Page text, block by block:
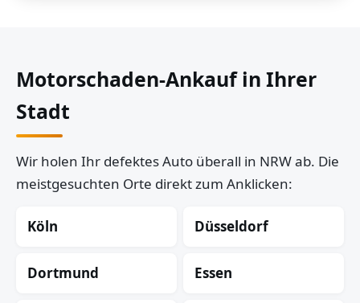
Motorschaden-Ankauf in Ihrer
Stadt
Wir holen Ihr defektes Auto überall in NRW ab. Die
meistgesuchten Orte direkt zum Anklicken:
Köln Düsseldorf
Dortmund Essen